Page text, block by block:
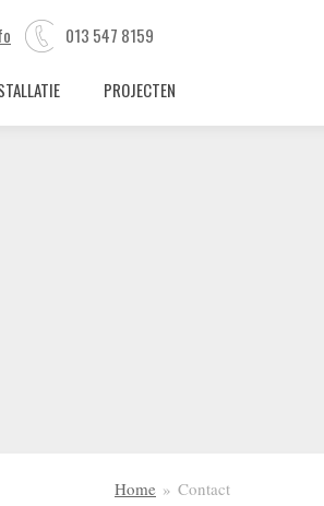
013 547 8159
PROJECTEN
Home Contact